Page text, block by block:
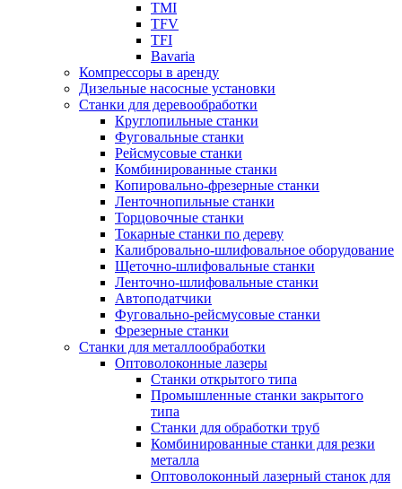
TMI
TFV
TFI
Bavaria
Компрессоры в аренду
Дизельные насосные установки
Станки для деревообработки
Круглопильные станки
Фуговальные станки
Рейсмусовые станки
Комбинированные станки
Копировально-фрезерные станки
Ленточнопильные станки
Торцовочные станки
Токарные станки по дереву
Калибровально-шлифовальное оборудование
Щеточно-шлифовальные станки
Ленточно-шлифовальные станки
Автоподатчики
Фуговально-рейсмусовые станки
Фрезерные станки
Станки для металлообработки
Оптоволоконные лазеры
Станки открытого типа
Промышленные станки закрытого
типа
Станки для обработки труб
Комбинированные станки для резки
металла
Оптоволоконный лазерный станок для